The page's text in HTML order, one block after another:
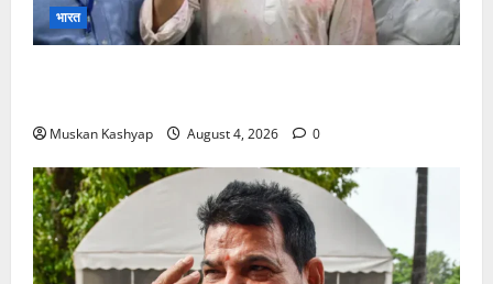
भारत
Muskan Kashyap August 4, 2026 0